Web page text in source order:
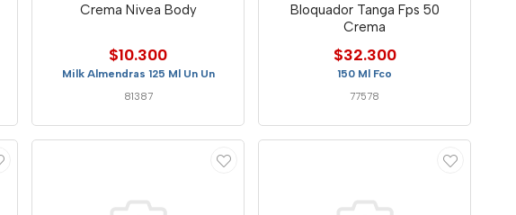
Crema Nivea Body
$10.300
Milk Almendras 125 Ml Un Un
81387
Bloquador Tanga Fps 50
Crema
$32.300
150 Ml Fco
77578